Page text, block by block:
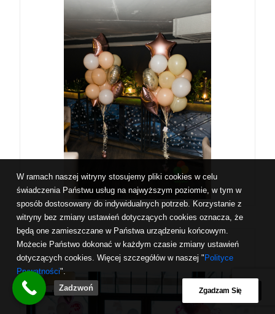
W ramach naszej witryny stosujemy pliki cookies w celu
świadczenia Państwu usług na najwyższym poziomie, w tym w
sposób dostosowany do indywidualnych potrzeb. Korzystanie z
witryny bez zmiany ustawień dotyczących cookies oznacza, że
będą one zamieszczane w Państwa urządzeniu końcowym.
Możecie Państwo dokonać w każdym czasie zmiany ustawień
dotyczących cookies. Więcej szczegółów w naszej " Polityce
Prywatności".
Zgadzam Się
Zadzwoń